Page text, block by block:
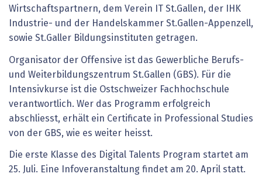
Wirtschaftspartnern, dem Verein IT St.Gallen, der IHK
Industrie- und der Handelskammer St.Gallen-Appenzell,
sowie St.Galler Bildungsinstituten getragen.
Organisator der Offensive ist das Gewerbliche Berufs-
und Weiterbildungszentrum St.Gallen (GBS). Für die
Intensivkurse ist die Ostschweizer Fachhochschule
verantwortlich. Wer das Programm erfolgreich
abschliesst, erhält ein Certificate in Professional Studies
von der GBS, wie es weiter heisst.
Die erste Klasse des Digital Talents Program startet am
25. Juli. Eine Infoveranstaltung findet am 20. April statt.